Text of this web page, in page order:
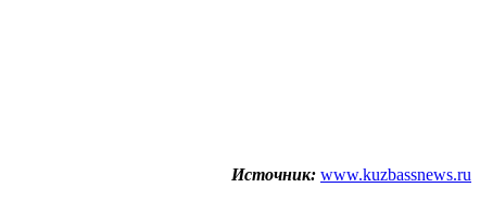
Источник: www.kuzbassnews.ru